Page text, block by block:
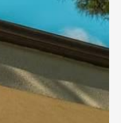
optimale
à
savoir-faire à
de gouttières
confiance à
votre